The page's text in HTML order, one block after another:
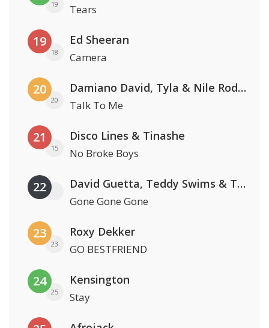
19 Tears
19
18
Ed Sheeran
Camera
20
20
Damiano David, Tyla & Nile Rodgers
Talk To Me
21
15
Disco Lines & Tinashe
No Broke Boys
22 David Guetta, Teddy Swims & Tones And I
Gone Gone Gone
23
23
Roxy Dekker
GO BESTFRIEND
24
25
Kensington
Stay